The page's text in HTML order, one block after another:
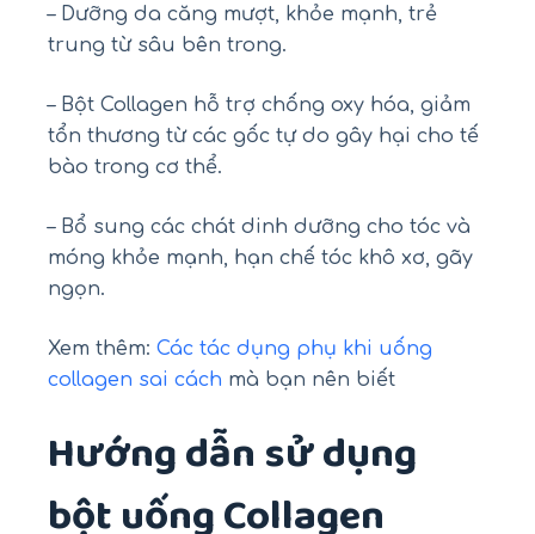
– Dưỡng da căng mượt, khỏe mạnh, trẻ
trung từ sâu bên trong.
– Bột Collagen hỗ trợ chống oxy hóa, giảm
tổn thương từ các gốc tự do gây hại cho tế
bào trong cơ thể.
– Bổ sung các chát dinh dưỡng cho tóc và
móng khỏe mạnh, hạn chế tóc khô xơ, gãy
ngọn.
Xem thêm: Các tác dụng phụ khi uống
collagen sai cách mà bạn nên biết
Hướng dẫn sử dụng
bột uống Collagen